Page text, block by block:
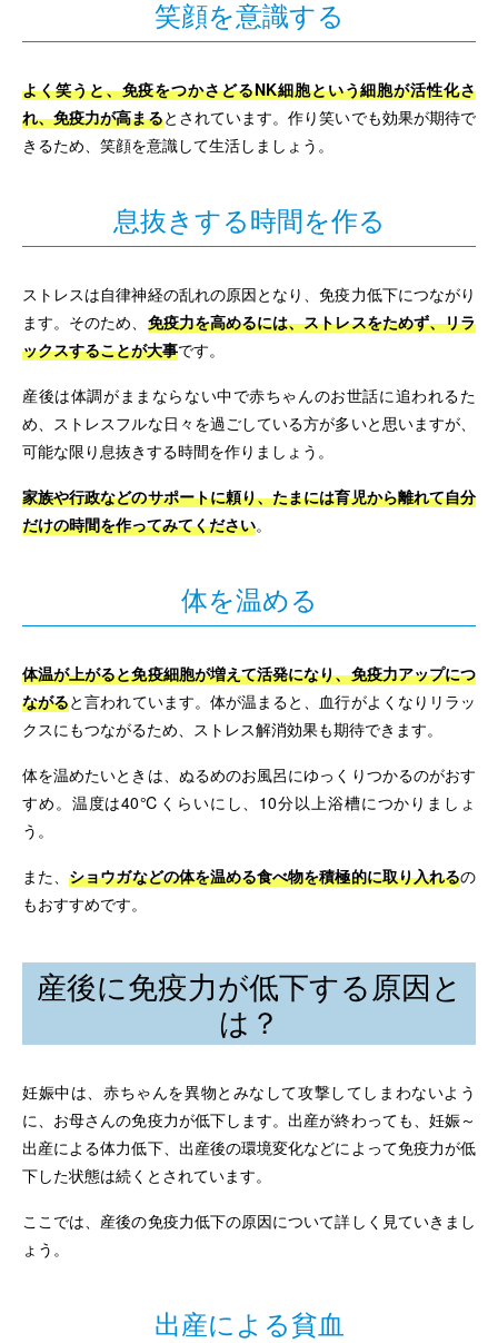
笑顔を意識する
よく笑うと、免疫をつかさどるNK細胞という細胞が活性化さ
れ、免疫力が高まるとされています。作り笑いでも効果が期待で
きるため、笑顔を意識して生活しましょう。
息抜きする時間を作る
ストレスは自律神経の乱れの原因となり、免疫力低下につながり
ます。そのため、 免疫力を高めるには、ストレスをためず、リラ
ックスすることが大事です。
産後は体調がままならない中で赤ちゃんのお世話に追われるた
め、ストレスフルな日々を過ごしている方が多いと思いますが、
可能な限り息抜きする時間を作りましょう。
家族や行政などのサポートに頼り、たまには育児から離れて自分
だけの時間を作ってみてください。
体を温める
体温が上がると免疫細胞が増えて活発になり、免疫力アップにつ
ながると言われています。体が温まると、血行がよくなりリラッ
クスにもつながるため、ストレス解消効果も期待できます。
体を温めたいときは、ぬるめのお風呂にゆっくりつかるのがおす
すめ。温度は40℃くらいにし、10分以上浴槽につかりましょ
う。
また、ショウガなどの体を温める食べ物を積極的に取り入れるの
もおすすめです。
産後に免疫力が低下する原因と
は？
妊娠中は、赤ちゃんを異物とみなして攻撃してしまわないよう
に、お母さんの免疫力が低下します。出産が終わっても、妊娠～
出産による体力低下、出産後の環境変化などによって免疫力が低
下した状態は続くとされています。
ここでは、産後の免疫力低下の原因について詳しく見ていきまし
ょう。
出産による貧血